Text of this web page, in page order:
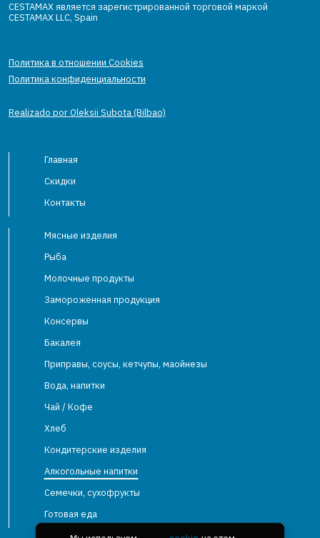
CESTAMAX является зарегистрированной торговой маркой
CESTAMAX LLC, Spain
Политика в отношении Cookies
Политика конфиденциальности
Realizado por Oleksii Subota (Bilbao)
Главная
Скидки
Контакты
Мясные изделия
Рыба
Молочные продукты
Замороженная продукция
Консервы
Бакалея
Приправы, соусы, кетчупы, маойнезы
Вода, напитки
Чай / Кофе
Хлеб
Кондитерские изделия
Алкогольные напитки
Семечки, сухофрукты
Готовая еда